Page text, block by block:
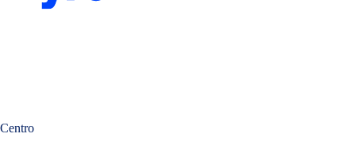
Centro